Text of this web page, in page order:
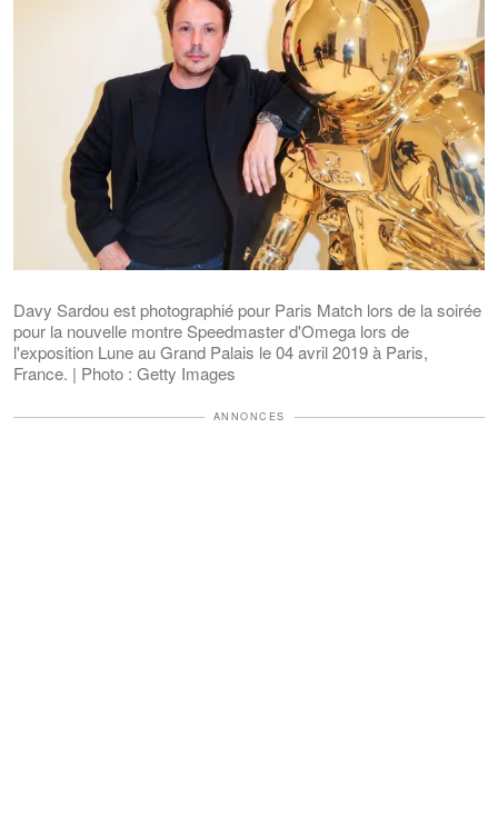
Davy Sardou est photographié pour Paris Match lors de la soirée
pour la nouvelle montre Speedmaster d'Omega lors de
l'exposition Lune au Grand Palais le 04 avril 2019 à Paris,
France. | Photo : Getty Images
ANNONCES